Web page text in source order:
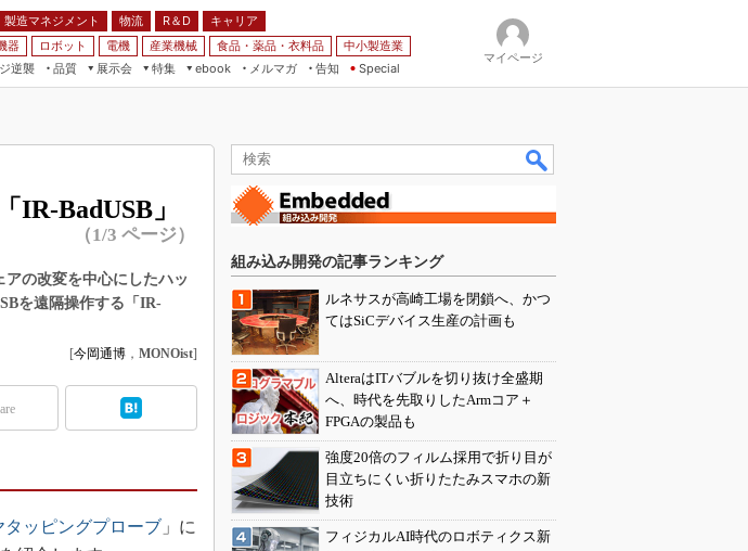
製造マネジメント 物流 R＆D
キャリア
器 ロボット 電機 産業機械 食品・薬品・衣料品
中小製造業
逆襲 品質
展示会
ー
特集
ビス
技術
ンとCAE
ebook
メルマガ
告知 Special
マイページ
BadUSB」
（1/3 ページ）
の改変を中心にしたハッ
を遠隔操作する「IR-
[今岡通博 ， MONOist]
ッピングプローブ 」に
組み込み開発の記事ランキング
ルネサスが高崎工場を閉鎖へ、かつ
てはSiCデバイス生産の計画も
AlteraはITバブルを切り抜け全盛期
へ、時代を先取りしたArmコア＋
FPGAの製品も
強度20倍のフィルム採用で折り目が
目立ちにくい折りたたみスマホの新
技術
フィジカルAI時代のロボティクス新